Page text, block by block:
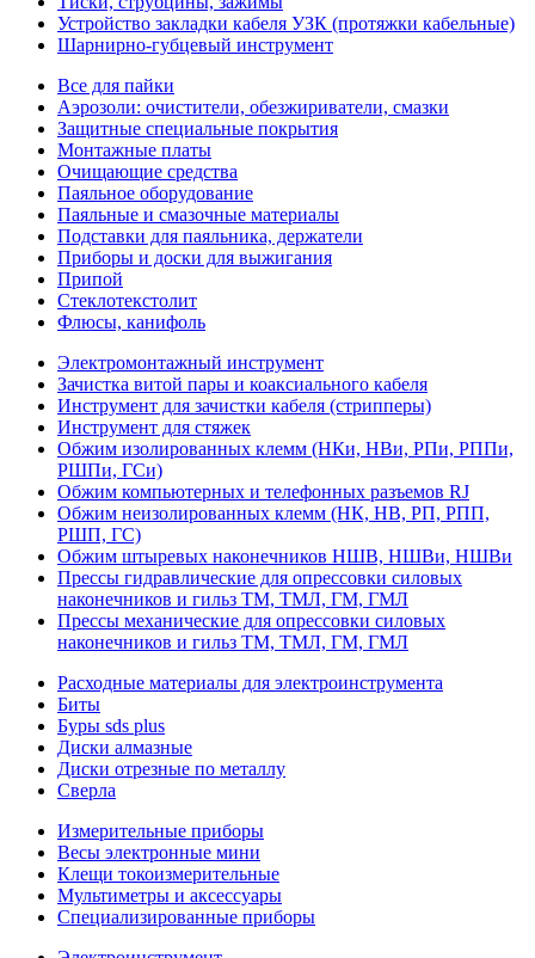
Устройство закладки кабеля УЗК (протяжки кабельные)
Шарнирно-губцевый инструмент
Все для пайки
Аэрозоли: очистители, обезжириватели, смазки
Защитные специальные покрытия
Монтажные платы
Очищающие средства
Паяльное оборудование
Паяльные и смазочные материалы
Подставки для паяльника, держатели
Приборы и доски для выжигания
Припой
Стеклотекстолит
Флюсы, канифоль
Электромонтажный инструмент
Зачистка витой пары и коаксиального кабеля
Инструмент для зачистки кабеля (стрипперы)
Инструмент для стяжек
Обжим изолированных клемм (НКи, НВи, РПи, РППи,
РШПи, ГСи)
Обжим компьютерных и телефонных разъемов RJ
Обжим неизолированных клемм (НК, НВ, РП, РПП,
РШП, ГС)
Обжим штыревых наконечников НШВ, НШВи, НШВи
Прессы гидравлические для опрессовки силовых
наконечников и гильз ТМ, ТМЛ, ГМ, ГМЛ
Прессы механические для опрессовки силовых
наконечников и гильз ТМ, ТМЛ, ГМ, ГМЛ
Расходные материалы для электроинструмента
Биты
Буры sds plus
Диски алмазные
Диски отрезные по металлу
Сверла
Измерительные приборы
Весы электронные мини
Клещи токоизмерительные
Мультиметры и аксессуары
Специализированные приборы